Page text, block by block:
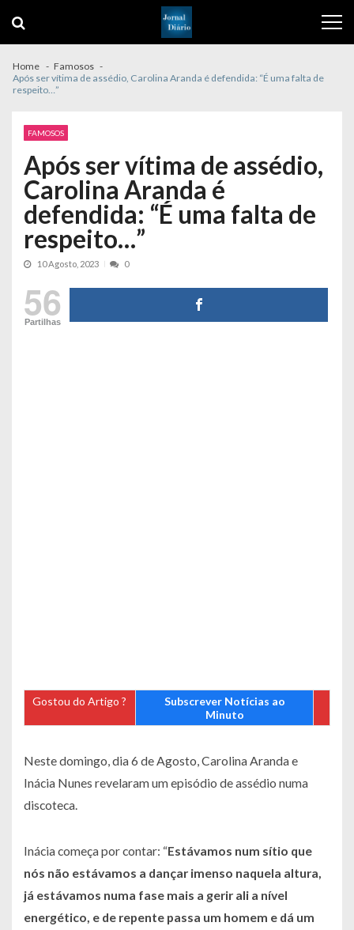
navigation
content
Home
Famosos
Após ser vítima de assédio, Carolina Aranda é defendida: “É uma falta de
respeito…”
FAMOSOS
Após ser vítima de assédio,
Carolina Aranda é
defendida: “É uma falta de
respeito…”
10 Agosto, 2023 0
56
Partilhas
Gostou do Artigo ?
Subscrever Notícias ao
Minuto
Neste domingo, dia 6 de Agosto, Carolina Aranda e
Inácia Nunes revelaram um episódio de assédio numa
discoteca.
Inácia começa por contar: “Estávamos num sítio que
nós não estávamos a dançar imenso naquela altura,
já estávamos numa fase mais a gerir ali a nível
energético, e de repente passa um homem e dá um